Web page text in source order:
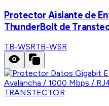
Protector Aislante de
ThunderBolt de
TB-WSRTB-WSR
TRANSTECTOR